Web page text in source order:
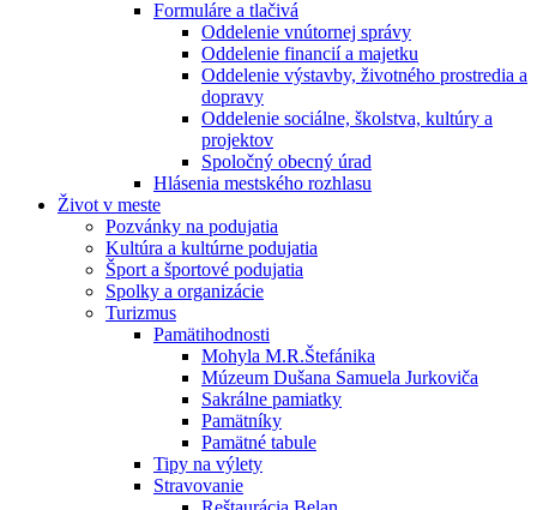
Formuláre a tlačivá
Oddelenie vnútornej správy
Oddelenie financií a majetku
Oddelenie výstavby, životného prostredia a
dopravy
Oddelenie sociálne, školstva, kultúry a
projektov
Spoločný obecný úrad
Hlásenia mestského rozhlasu
Život v meste
Pozvánky na podujatia
Kultúra a kultúrne podujatia
Šport a športové podujatia
Spolky a organizácie
Turizmus
Pamätihodnosti
Mohyla M.R.Štefánika
Múzeum Dušana Samuela Jurkoviča
Sakrálne pamiatky
Pamätníky
Pamätné tabule
Tipy na výlety
Stravovanie